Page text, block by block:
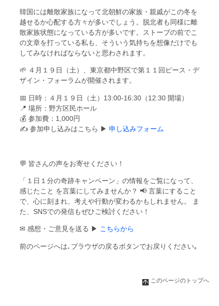
韓国には離散家族になって北朝鮮の家族・親戚がこの冬を
越せるか心配する方々が多いでしょう。脱北者も同様に離
散家族状態になっている方が多いです。ストーブの前でこ
の文章を打っている私も、そういう気持ちを想像だけでも
してみなければならないと思わされます。
🌱 ４月１９日（土）、東京都中野区で第１１回ピース・デ
ザイン・フォーラムが開催されます。
📅 日時：４月１９日（土）13:00-16:30（12:30 開場）
📍 場所：野方区民ホール
💰 参加費：1,000円
✍ 参加申し込みはこちら ▶ 申し込みフォーム
💬 皆さんの声をお寄せください！
「１日１分の奇跡キャンペーン」の情報をご覧になって、
感じたこと を言葉にしてみませんか？ 📢 言葉にすること
で、心に刻まれ、考えや行動が変わるかもしれません。 ま
た、SNSでの発信もぜひご検討ください！
✉ 感想・ご意見を送る ▶ こちらから
前のページへは､ブラウザの戻るボタンでお戻りください｡
このページのトップへ